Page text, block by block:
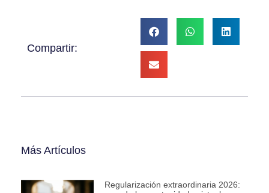
Compartir:
Más Artículos
Regularización extraordinaria 2026: